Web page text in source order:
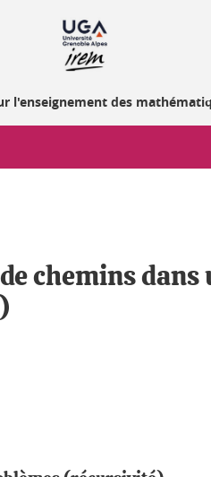
l'enseignement des
chemins